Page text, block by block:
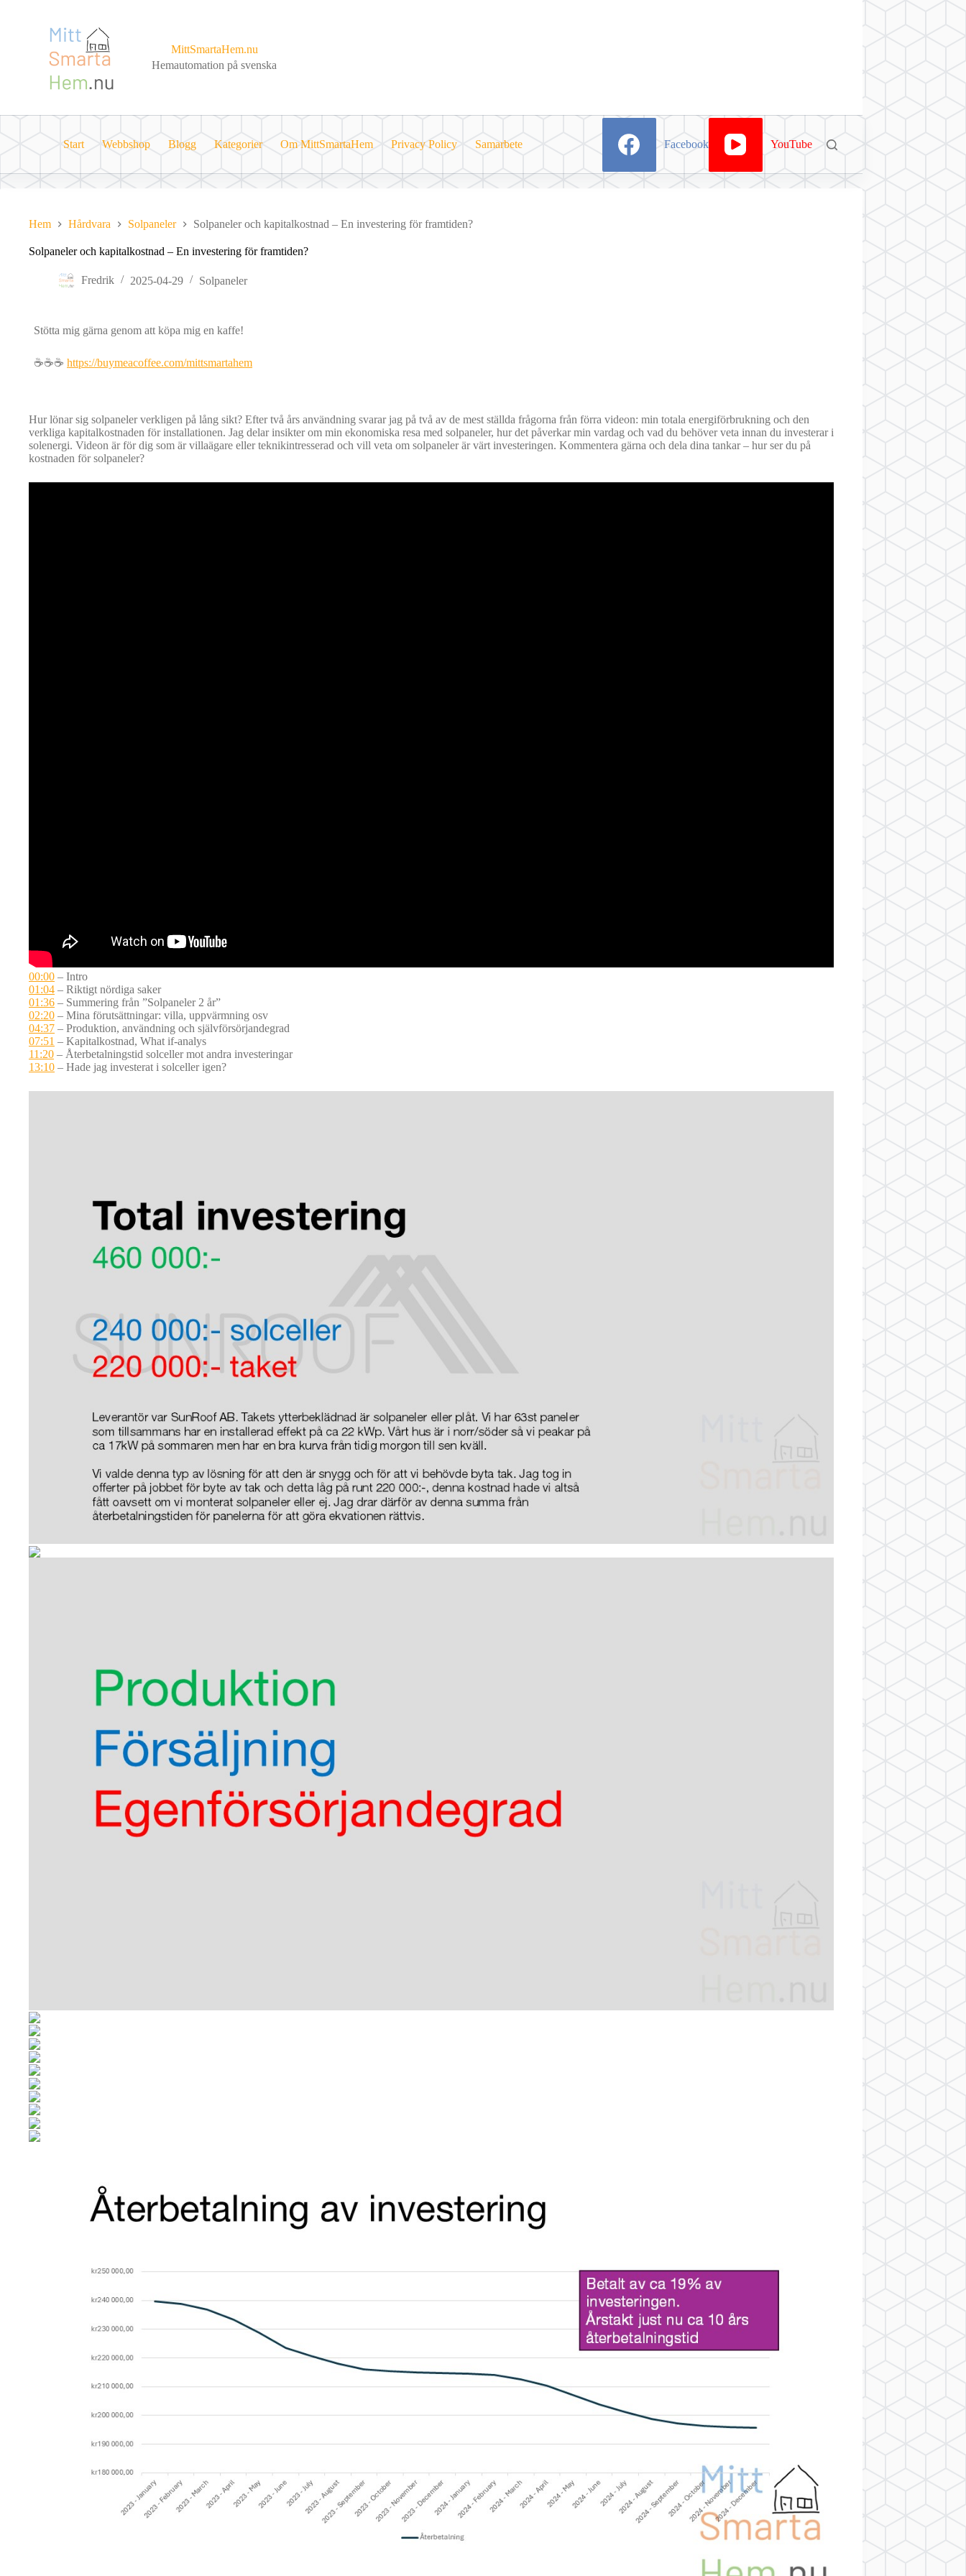
MittSmartaHem.nu
Hemautomation på svenska
Start Webbshop Blogg Kategorier Om MittSmartaHem Privacy Policy Samarbete Facebook YouTube
Hem Hårdvara Solpaneler Solpaneler och kapitalkostnad – En investering för framtiden?
Solpaneler och kapitalkostnad – En investering för framtiden?
Fredrik 2025-04-29 Solpaneler
Stötta mig gärna genom att köpa mig en kaffe!
☕☕☕https://buymeacoffee.com/mittsmartahem
Hur lönar sig solpaneler verkligen på lång sikt? Efter två års användning svarar jag på två av de mest ställda frågorna från förra videon: min totala energiförbrukning och den
verkliga kapitalkostnaden för installationen. Jag delar insikter om min ekonomiska resa med solpaneler, hur det påverkar min vardag och vad du behöver veta innan du investerar i
solenergi. Videon är för dig som är villaägare eller teknikintresserad och vill veta om solpaneler är värt investeringen. Kommentera gärna och dela dina tankar – hur ser du på
kostnaden för solpaneler?
00:00 – Intro
01:04 – Riktigt nördiga saker
01:36 – Summering från ”Solpaneler 2 år”
02:20 – Mina förutsättningar: villa, uppvärmning osv
04:37 – Produktion, användning och självförsörjandegrad
07:51 – Kapitalkostnad, What if-analys
11:20 – Återbetalningstid solceller mot andra investeringar
13:10 – Hade jag investerat i solceller igen?